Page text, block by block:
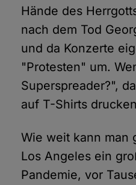
Hände des
nach dem Tod
und da Konzerte
"Protesten" um.
Superspreader?",
auf T-Shirts
Wie weit kann man
Los Angeles ein
Pandemie, vor